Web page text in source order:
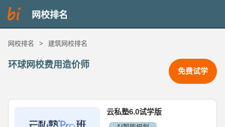
网校排名
网校排名 > 建筑网校排名
环球网校费用造价师
免费试学
云私塾6.0试学版